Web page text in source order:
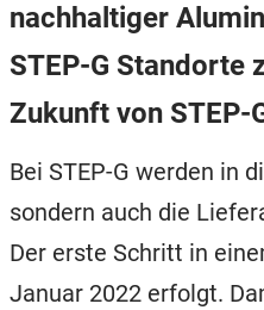
nachhaltiger
STEP-G Standorte
Zukunft von STEP-
Bei STEP-G werden in
sondern auch die
Der erste Schritt in
Januar 2022 erfolgt.